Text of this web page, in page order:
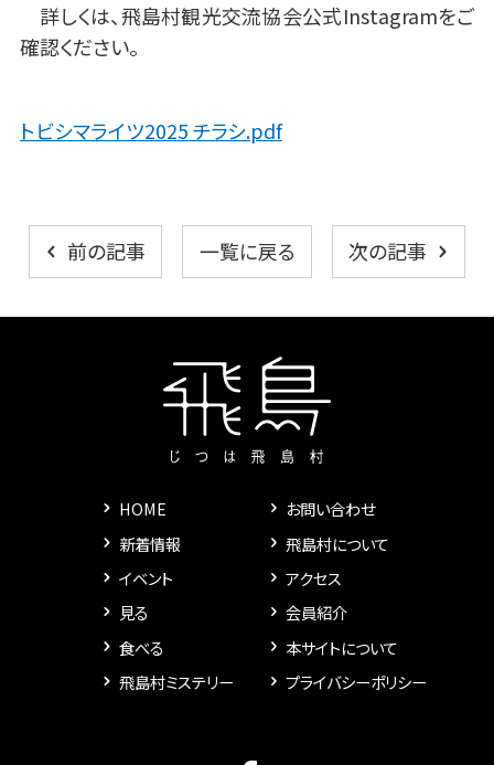
詳しくは、飛島村観光交流協会公式Instagramをご
確認ください。
トビシマライツ2025 チラシ.pdf
前の記事 一覧に戻る 次の記事
HOME
新着情報
イベント
見る
食べる
飛島村ミステリー
お問い合わせ
飛島村について
アクセス
会員紹介
本サイトについて
プライバシーポリシー